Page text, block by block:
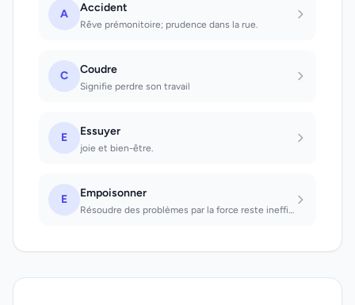
A Accident
Rêve prémonitoire; prudence dans la rue.
C Coudre
Signifie perdre son travail
E Essuyer
joie et bien-être.
E Empoisonner
Résoudre des problèmes par la force reste inefficace à la longue.